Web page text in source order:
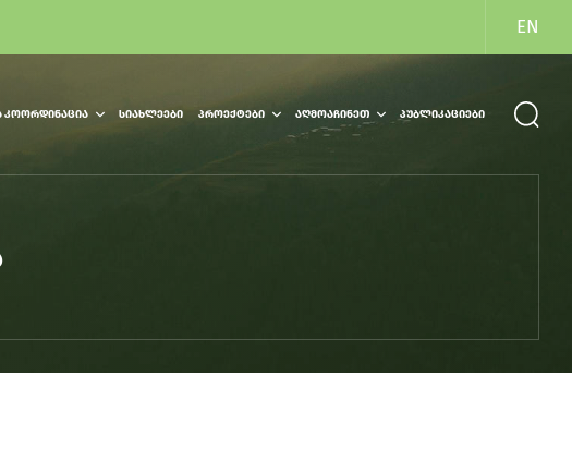
EN
ᲙᲝᲝᲠᲓᲘᲜᲐᲪᲘᲐ ᲡᲘᲐᲮᲚᲔᲔᲑᲘ ᲞᲠᲝᲔᲥᲢᲔᲑᲘ ᲐᲦᲛᲝᲐᲩᲘᲜᲔᲗ ᲞᲣᲑᲚᲘᲙᲐᲪᲘᲔᲑᲘ